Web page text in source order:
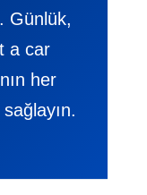
Günlük,
a car
her